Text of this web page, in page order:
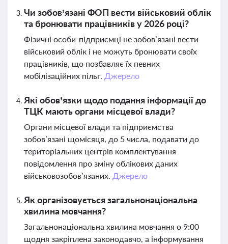
Чи зобов’язані ФОП вести військовий облік
та бронювати працівників у 2026 році?
Фізичні особи-підприємці не зобов’язані вести
військовий облік і не можуть бронювати своїх
працівників, що позбавляє їх певних
мобілізаційних пільг. Джерело
Які обов’язки щодо подання інформації до
ТЦК мають органи місцевої влади?
Органи місцевої влади та підприємства
зобов’язані щомісяця, до 5 числа, подавати до
територіальних центрів комплектування
повідомлення про зміну облікових даних
військовозобов’язаних. Джерело
Як організовується загальнонаціональна
хвилина мовчання?
Загальнонаціональна хвилина мовчання о 9:00
щодня закріплена законодавчо, а інформування